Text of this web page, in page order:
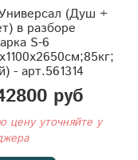
(Душ +
в разборе
S-6
- арт.561314
руб
цену уточняйте у